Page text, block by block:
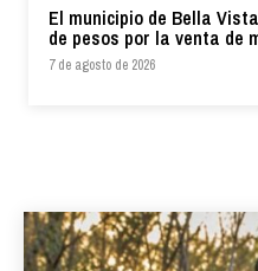
El municipio de Bella
de pesos por la venta de
7 de agosto de 2026